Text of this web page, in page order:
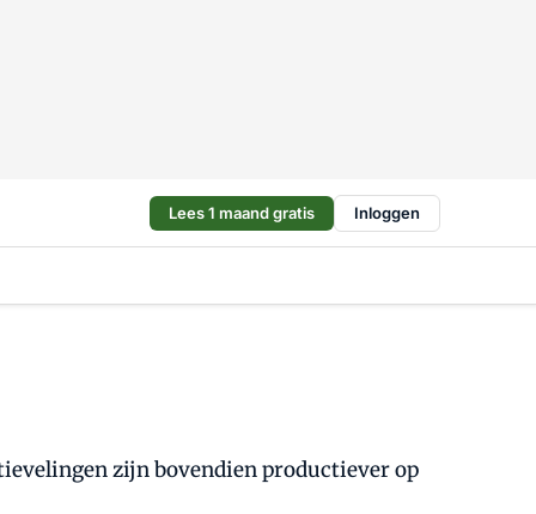
Lees 1 maand gratis Inloggen
zijn bovendien productiever op